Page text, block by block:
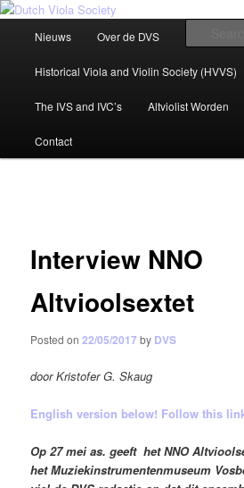
Dutch Viola Society
Het non-profit promotie, communicatie en
Skip
to
primary
Nieuws Over de DVS
Historical Viola and Violin Society (HVVS)
The IVS and IVC’s Altviolist Worden
Contact
Interview NNO
Altvioolsextet
Posted on22/05/2017by DVS
door Kristofer G. Skaug
English version below! Follow this
Op 27 mei as. geeft het NNO
het Muziekinstrumentenmuseum